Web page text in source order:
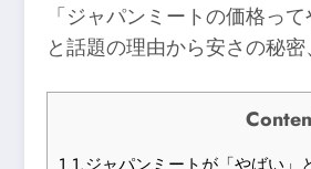
「ジャパンミートの価格っ
と話題の理由から安さの秘